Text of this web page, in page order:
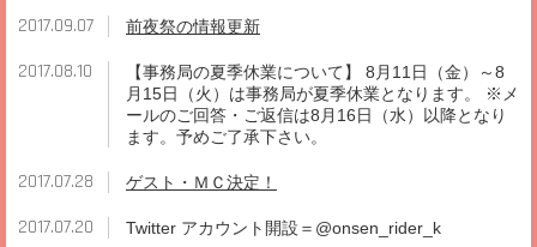
2017.09.07 前夜祭の情報更新
2017.08.10
【事務局の夏季休業について】 8月11日（金）～8
月15日（火）は事務局が夏季休業となります。 ※メ
ールのご回答・ご返信は8月16日（水）以降となり
ます。予めご了承下さい。
2017.07.28 ゲスト・ＭＣ決定！
2017.07.20 Twitter アカウント開設＝@onsen_rider_k